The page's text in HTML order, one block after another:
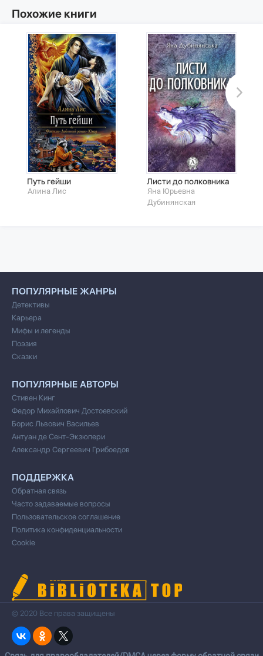
Похожие книги
Путь гейши
Алина Лис
Листи до полковника
Яна Юрьевна
Дубинянская
ПОПУЛЯРНЫЕ ЖАНРЫ
Детективы
Карьера
Мифы и легенды
Поэзия
Сказки
ПОПУЛЯРНЫЕ АВТОРЫ
Стивен Кинг
Федор Михайлович Достоевский
Борис Львович Васильев
Антуан де Сент-Экзюпери
Александр Сергеевич Грибоедов
ПОДДЕРЖКА
Обратная связь
Часто задаваемые вопросы
Пользовательское соглашение
Политика конфиденциальности
Cookie
© 2020 Все права защищены